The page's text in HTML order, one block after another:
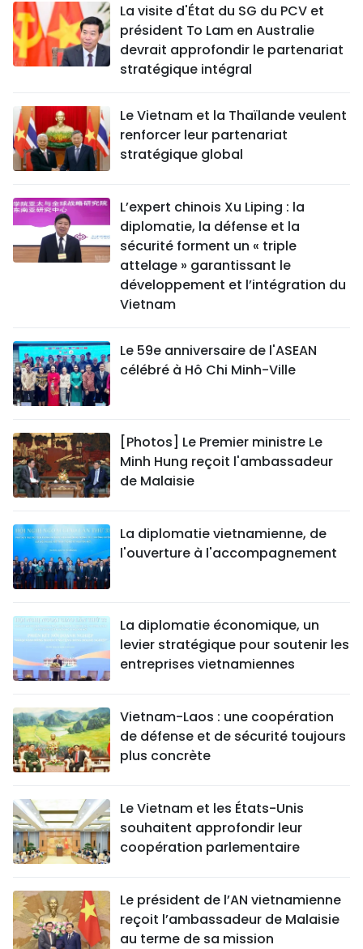
La visite d'État du SG du PCV et
président To Lam en Australie
devrait approfondir le partenariat
stratégique intégral
Le Vietnam et la Thaïlande veulent
renforcer leur partenariat
stratégique global
L’expert chinois Xu Liping : la
diplomatie, la défense et la
sécurité forment un « triple
attelage » garantissant le
développement et l’intégration du
Vietnam
Le 59e anniversaire de l'ASEAN
célébré à Hô Chi Minh-Ville
[Photos] Le Premier ministre Le
Minh Hung reçoit l'ambassadeur
de Malaisie
La diplomatie vietnamienne, de
l'ouverture à l'accompagnement
La diplomatie économique, un
levier stratégique pour soutenir les
entreprises vietnamiennes
Vietnam-Laos : une coopération
de défense et de sécurité toujours
plus concrète
Le Vietnam et les États-Unis
souhaitent approfondir leur
coopération parlementaire
Le président de l’AN vietnamienne
reçoit l’ambassadeur de Malaisie
au terme de sa mission